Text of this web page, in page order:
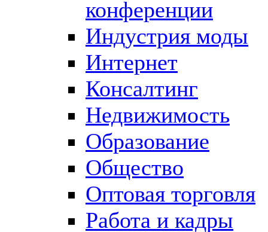
конференции
Индустрия моды
Интернет
Консалтинг
Недвижимость
Образование
Общество
Оптовая торговля
Работа и кадры